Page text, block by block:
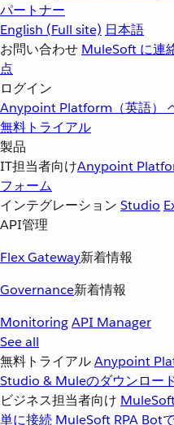
パートナー
English (Full site) 日本語
お問い合わせ MuleSoft に連
点
ログイン
Anypoint Platform（英語）
無料トライアル
製品
IT担当者向けAnypoint
フォーム
インテグレーション Studio
API管理
Flex Gateway新着情報
Governance新着情報
MonitoringAPI Manager
See all
無料トライアルAnypoint
Studio & Muleのダウンロー
ビジネス担当者向け
単に接続 MuleSoft RPA Bot